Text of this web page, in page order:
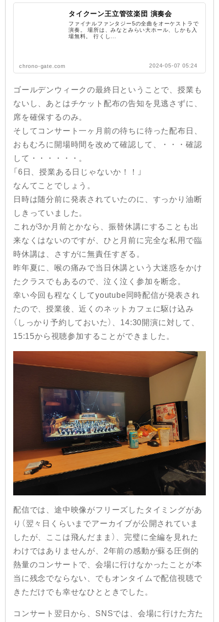
タイクーン王立管弦楽団 演奏会
ファイナルファンタジー5の全曲をオーケストラで
演奏。 場所は、みなとみらい大ホール、しかも入
場無料。 行くし...
chrono-gate.com 2024-05-07 05:24
ゴールデンウィークの最終日ということで、授業も
ないし、あとはチケット配布の告知を見逃さずに、
席を確保するのみ。
そしてコンサート一ヶ月前の待ちに待った配布日、
おもむろに開場時間を改めて確認して、・・・確認
して・・・・・・。
「6日、授業ある日じゃないか！！」
なんてことでしょう。
日時は随分前に発表されていたのに、すっかり油断
しきっていました。
これが3か月前とかなら、振替休講にすることも出
来なくはないのですが、ひと月前に完全な私用で臨
時休講は、さすがに無責任すぎる。
昨年夏に、喉の痛みで当日休講という大迷惑をかけ
たクラスでもあるので、泣く泣く参加を断念。
幸い今回も程なくしてyoutube同時配信が発表され
たので、授業後、近くのネットカフェに駆け込み
（しっかり予約しておいた）、14:30開演に対して、
15:15から視聴参加することができました。
配信では、途中映像がフリーズしたタイミングがあ
り（翌々日くらいまでアーカイブが公開されていま
したが、ここは飛んだまま）、完璧に全編を見れた
わけではありませんが、2年前の感動が蘇る圧倒的
熱量のコンサートで、会場に行けなかったことが本
当に残念でならない、でもオンタイムで配信視聴で
きただけでも幸せなひとときでした。
コンサート翌日から、SNSでは、会場に行けた方た